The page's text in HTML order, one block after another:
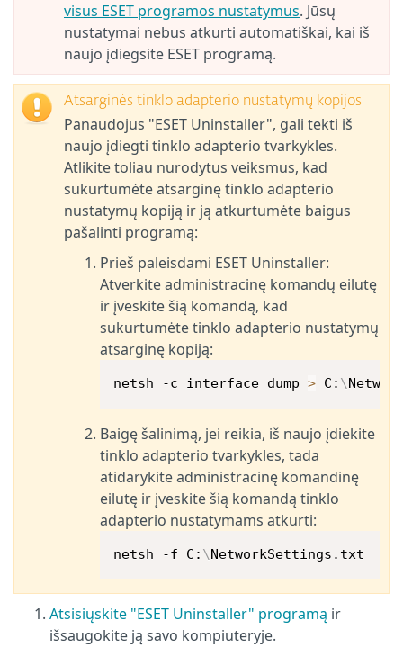
visus ESET programos nustatymus. Jūsų
nustatymai nebus atkurti automatiškai, kai iš
naujo įdiegsite ESET programą.
Atsarginės tinklo adapterio nustatymų kopijos
Panaudojus "ESET Uninstaller", gali tekti iš
naujo įdiegti tinklo adapterio tvarkykles.
Atlikite toliau nurodytus veiksmus, kad
sukurtumėte atsarginę tinklo adapterio
nustatymų kopiją ir ją atkurtumėte baigus
pašalinti programą:
Prieš paleisdami ESET Uninstaller:
Atverkite administracinę komandų eilutę
ir įveskite šią komandą, kad
sukurtumėte tinklo adapterio nustatymų
atsarginę kopiją:
netsh -c interface dump > C: \
Baigę šalinimą, jei reikia, iš naujo įdiekite
tinklo adapterio tvarkykles, tada
atidarykite administracinę komandinę
eilutę ir įveskite šią komandą tinklo
adapterio nustatymams atkurti:
netsh -f C: \NetworkSettings.txt
Atsisiųskite "ESET Uninstaller" programą ir
išsaugokite ją savo kompiuteryje.